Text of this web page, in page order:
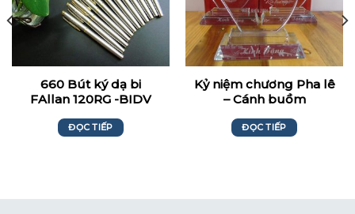
660 Bút ký dạ bi
FAllan 120RG -BIDV
ĐỌC TIẾP
Kỷ niệm chương Pha lê
– Cánh buồm
ĐỌC TIẾP